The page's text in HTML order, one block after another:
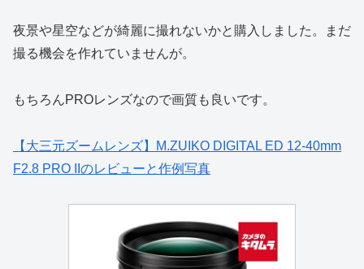
夜景や星空などが綺麗に撮れないかと購入しました。まだ
撮る機会を作れていませんが。
もちろんPROレンズなので画質も良いです。
【大三元ズームレンズ】M.ZUIKO DIGITAL ED 12-40mm
F2.8 PRO IIのレビューと作例写真